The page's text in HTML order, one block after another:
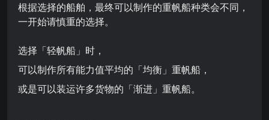
根据选择的船舶，最终可以制作的重帆船种类会不同，
一开始请慎重的选择。
选择「轻帆船」时，
可以制作所有能力值平均的「均衡」重帆船，
或是可以装运许多货物的「渐进」重帆船。